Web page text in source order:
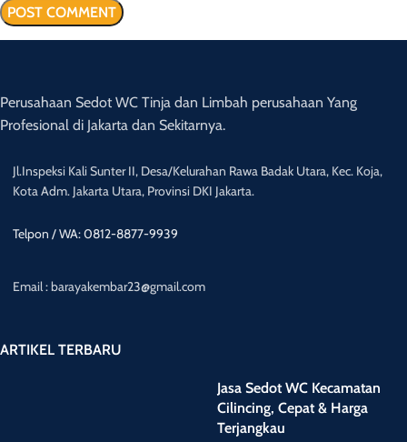
Perusahaan Sedot WC Tinja dan Limbah perusahaan Yang
Profesional di Jakarta dan Sekitarnya.
Jl.Inspeksi Kali Sunter II, Desa/Kelurahan Rawa Badak Utara, Kec. Koja,
Kota Adm. Jakarta Utara, Provinsi DKI Jakarta.
Telpon / WA: 0812-8877-9939
Email : barayakembar23@gmail.com
ARTIKEL TERBARU
Jasa Sedot WC Kecamatan
Cilincing, Cepat & Harga
Terjangkau